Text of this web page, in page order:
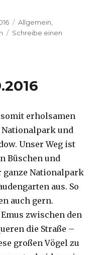
Kategorien
Allgemein
Schreibe einen
erholsamen
und
Unser Weg ist
Büschen und
ganze Nationalpark
aus. So
auch gern.
zwischen den
die Straße –
großen Vögel zu